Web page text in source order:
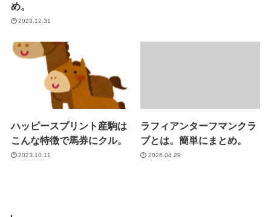
め。
2023.12.31
ハッピースプリント産駒は
こんな特徴で馬券にクル。
2023.10.11
ラフィアンターフマンクラ
ブとは。簡単にまとめ。
2026.04.29